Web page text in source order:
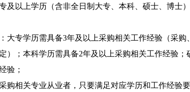
及以上学历（含非全日制大专、本科、硕士、博士
大专学历需具备3年及以上采购相关工作经验（采
）；本科学历需具备2年及以上采购相关工作经验
验；
购相关专业从业者，只要满足对应学历和工作经验